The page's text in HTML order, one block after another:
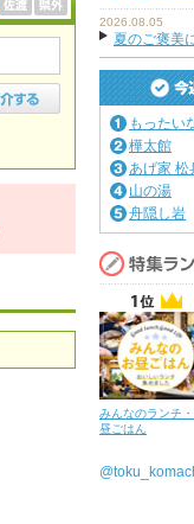
2026.08.05
夏のご褒美
もったい
樺太館
あげ家 松
山の湯
舟隠し岩
みんなのランチ
昼ごはん